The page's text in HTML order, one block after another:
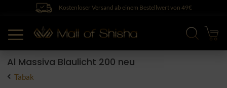
Kostenloser Versand ab einem Bestellwert von 49€
Al Massiva Blaulicht 200 neu
Tabak